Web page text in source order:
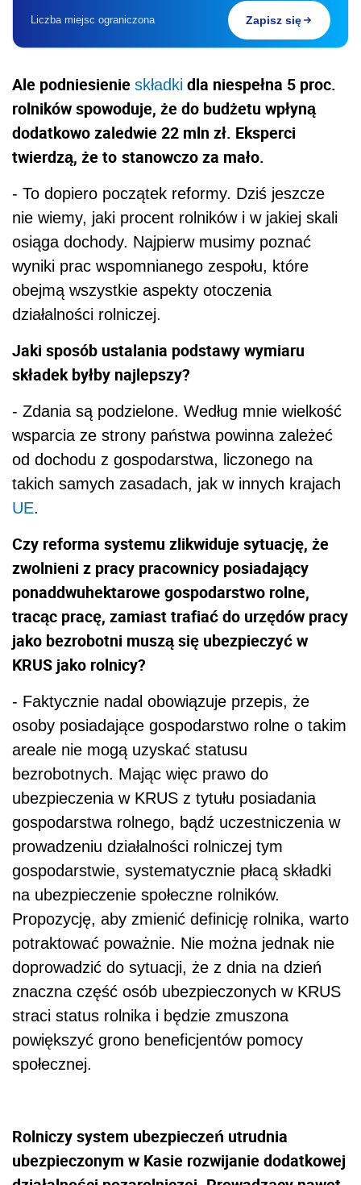
Liczba miejsc ograniczona Zapisz się
Ale podniesienie składki dla niespełna 5 proc.
rolników spowoduje, że do budżetu wpłyną
dodatkowo zaledwie 22 mln zł. Eksperci
twierdzą, że to stanowczo za mało.
- To dopiero początek reformy. Dziś jeszcze
nie wiemy, jaki procent rolników i w jakiej skali
osiąga dochody. Najpierw musimy poznać
wyniki prac wspomnianego zespołu, które
obejmą wszystkie aspekty otoczenia
działalności rolniczej.
Jaki sposób ustalania podstawy wymiaru
składek byłby najlepszy?
- Zdania są podzielone. Według mnie wielkość
wsparcia ze strony państwa powinna zależeć
od dochodu z gospodarstwa, liczonego na
takich samych zasadach, jak w innych krajach
UE.
Czy reforma systemu zlikwiduje sytuację, że
zwolnieni z pracy pracownicy posiadający
ponaddwuhektarowe gospodarstwo rolne,
tracąc pracę, zamiast trafiać do urzędów pracy
jako bezrobotni muszą się ubezpieczyć w
KRUS jako rolnicy?
- Faktycznie nadal obowiązuje przepis, że
osoby posiadające gospodarstwo rolne o takim
areale nie mogą uzyskać statusu
bezrobotnych. Mając więc prawo do
ubezpieczenia w KRUS z tytułu posiadania
gospodarstwa rolnego, bądź uczestniczenia w
prowadzeniu działalności rolniczej tym
gospodarstwie, systematycznie płacą składki
na ubezpieczenie społeczne rolników.
Propozycję, aby zmienić definicję rolnika, warto
potraktować poważnie. Nie można jednak nie
doprowadzić do sytuacji, że z dnia na dzień
znaczna część osób ubezpieczonych w KRUS
straci status rolnika i będzie zmuszona
powiększyć grono beneficjentów pomocy
społecznej.
Rolniczy system ubezpieczeń utrudnia
ubezpieczonym w Kasie rozwijanie dodatkowej